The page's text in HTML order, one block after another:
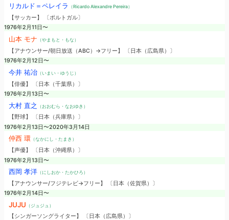
リカルド＝ペレイラ （Ricardo Alexandre Pereira）
【サッカー】 〔ポルトガル〕
1976年2月11日〜
山本 モナ （やまもと・もな）
【アナウンサー/朝日放送（ABC）→フリー】 〔日本（広島県）〕
1976年2月12日〜
今井 祐冶（いまい・ゆうじ）
【俳優】 〔日本（千葉県）〕
1976年2月13日〜
大村 直之 （おおむら・なおゆき）
【野球】 〔日本（兵庫県）〕
1976年2月13日〜2020年3月14日
仲西 環（なかにし・たまき）
【声優】 〔日本（沖縄県）〕
1976年2月13日〜
西岡 孝洋（にしおか・たかひろ）
【アナウンサー/フジテレビ→フリー】 〔日本（佐賀県）〕
1976年2月14日〜
JUJU （ジュジュ）
【シンガーソングライター】 〔日本（広島県）〕